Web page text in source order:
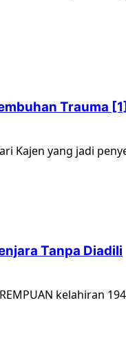
Trauma [1]
Kajen yang jadi
Tanpa Diadili
kelahiran